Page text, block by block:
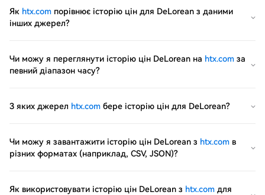
Як htx.com порівнює історію цін для DeLorean з даними
інших джерел?
Чи можу я переглянути історію цін DeLorean на htx.com за
певний діапазон часу?
З яких джерел htx.com бере історію цін для DeLorean?
Чи можу я завантажити історію цін DeLorean з htx.com в
різних форматах (наприклад, CSV, JSON)?
Як використовувати історію цін DeLorean з htx.com для